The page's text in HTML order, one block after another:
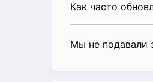
Как часто
Мы не подавали